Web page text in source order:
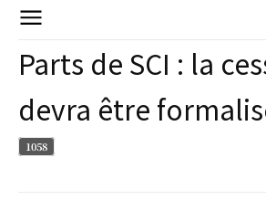
Parts de SCI : la
devra être
1058